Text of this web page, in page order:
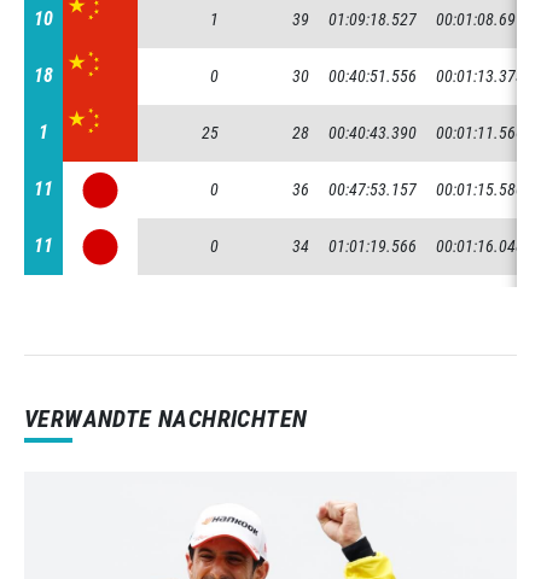
10 1 39 01:09:18.527 00:01:08.699
18 0 30 00:40:51.556 00:01:13.373
1 25 28 00:40:43.390 00:01:11.566
11 0 36 00:47:53.157 00:01:15.580
11 0 34 01:01:19.566 00:01:16.048
10
18
1
11
11
VERWANDTE NACHRICHTEN